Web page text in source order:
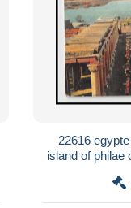
22616
island of philae